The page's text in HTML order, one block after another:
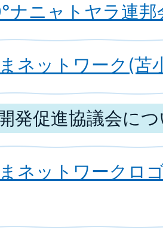
ナニャトヤラ連邦
ネットワーク(苫
発促進協議会に
ネットワークロ